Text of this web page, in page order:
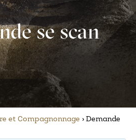
se scan
et Compagnonnage › Demande